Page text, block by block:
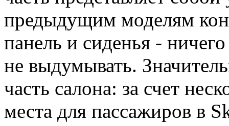
предыдущим моделям
панель и сиденья -
не выдумывать.
часть салона: за счет
места для пассажиров в